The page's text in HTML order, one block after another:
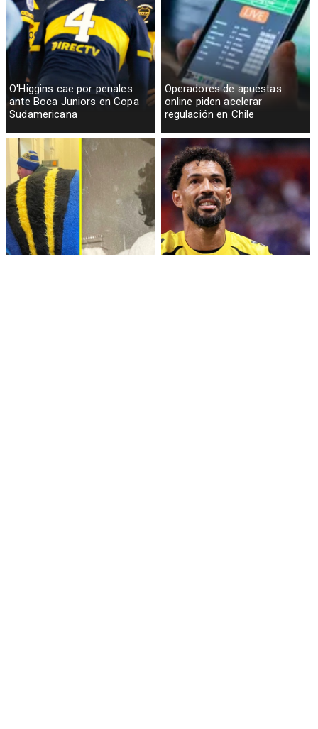
O'Higgins cae por penales
ante Boca Juniors en Copa
Sudamericana
Operadores de apuestas
online piden acelerar
regulación en Chile